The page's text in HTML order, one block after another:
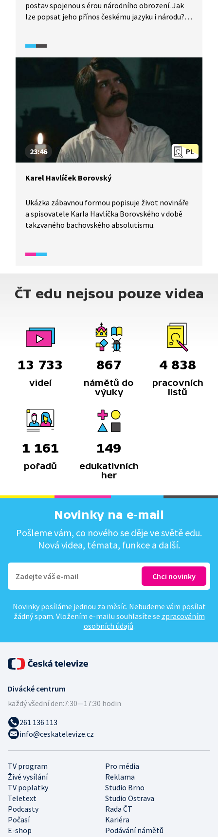
postav spojenou s érou národního obrození. Jak
lze popsat jeho přínos českému jazyku i národu?
ráje? O těchto otázkách diskutují historici
v pořadu Historie.cs.
PL
23:46
Karel Havlíček Borovský
Ukázka zábavnou formou popisuje život novináře
a spisovatele Karla Havlíčka Borovského v době
takzvaného bachovského absolutismu.
ČT edu nejsou pouze videa
13 733
videí
867
námětů do
výuky
4 838
pracovních
listů
1 161
pořadů
149
edukativních
her
Novinky na e-mail
Pošleme vám, co nového se děje ve světě edu.
Nová videa, témata, funkce a další.
Novinky posíláme jednou za měsíc. Nebudeme vám posílat
žádný spam. Vložením e-mailu souhlasíte se zpracováním
osobních údajů.